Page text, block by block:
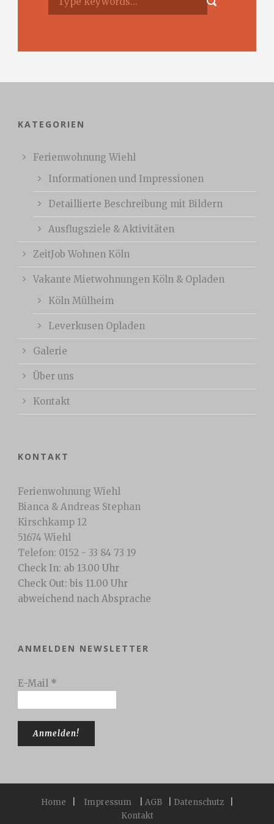
KATEGORIEN
Ferienwohnung Wiehl
Informationen und Impressionen
Detaillierte Beschreibung mit Bildern
Ausflugsziele & Aktivitäten
ZeitJob Wohnen Köln
Vakante Mietwohnungen Köln & Opladen
Köln Mülheim
Leverkusen Opladen
Galerie
Über uns
Kontakt
KONTAKT
Ferienwohnung Wiehl
Bianca & Andreas Stephan
Kirschkamp 12
51674 Wiehl
Telefon: 0152 - 33 84 73 19
Check In: ab 13.00 Uhr
Check Out: bis 11.00 Uhr
abweichend nach Absprache
ANMELDEN NEWSLETTER
E-Mail *
Home Impressum AGB Datenschutz
Kontakt